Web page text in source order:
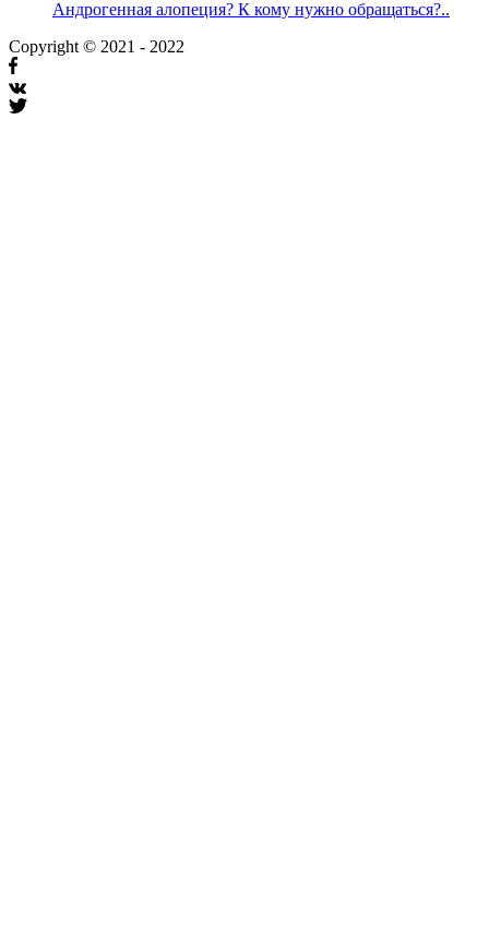
Андрогенная алопеция? К кому нужно обращаться?..
Copyright © 2021 - 2022